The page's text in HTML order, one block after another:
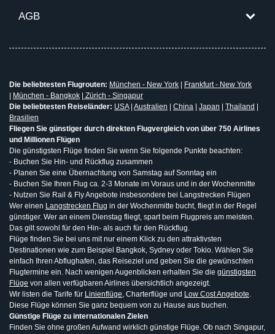
AGB
Die beliebtesten Flugrouten: München - New York
Frankfurt - New York
München - Bangkok
Zürich - Singapur
Die beliebtesten Reiseländer: USA| Australien China Japan Thailand
Brasilien
Fliegen Sie günstiger durch direkten Flugvergleich von über 750 Airlines
und Millionen Flügen
Die günstigsten Flüge finden Sie wenn Sie folgende Punkte beachten:
- Buchen Sie Hin- und Rückflug zusammen
- Planen Sie eine Übernachtung von Samstag auf Sonntag ein
- Buchen Sie Ihren Flug ca. 2-3 Monate im Voraus und in der Wochenmitte
- Nutzen Sie Rail & Fly Angebote insbesondere bei Langstrecken Flügen
Wer einen Langstrecken Flug in der Wochenmitte bucht, fliegt in der Regel
günstiger. Wer an einem Dienstag fliegt, spart beim Flugpreis am meisten.
Das gilt sowohl für den Hin- als auch für den Rückflug.
Flüge finden Sie bei uns mit nur einem Klick zu den attraktivsten
Destinationen wie zum Beispiel Bangkok, Sydney oder Tokio. Wählen Sie
einfach Ihren Abflughafen, das Reiseziel und geben Sie die gewünschten
Flugtermine ein. Nach wenigen Augenblicken erhalten Sie die günstigsten
Flüge von allen verfügbaren Airlines übersichtlich angezeigt.
Wir listen die Tarife für Linienflüge, Charterflüge und Low Cost Angebote.
Diese Flüge können Sie ganz bequem von zu Hause aus buchen.
Günstige Flüge zu internationalen Zielen
Finden Sie ohne großen Aufwand wirklich günstige Flüge. Ob nach Singapur,